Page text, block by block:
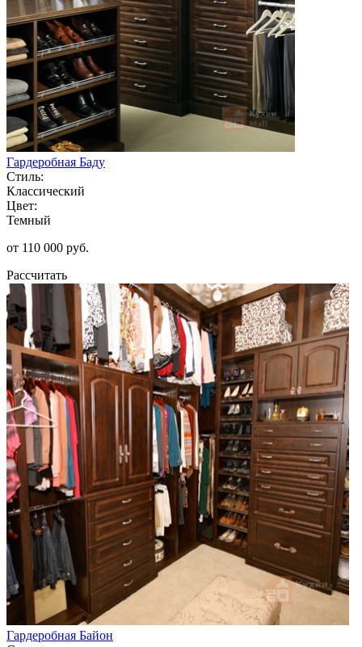
Гардеробная Баду
Стиль:
Классический
Цвет:
Темный
от 110 000 руб.
Рассчитать
Гардеробная Байон